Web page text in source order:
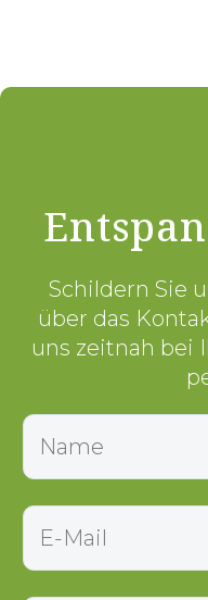
Schildern Sie
über das
uns zeitnah bei